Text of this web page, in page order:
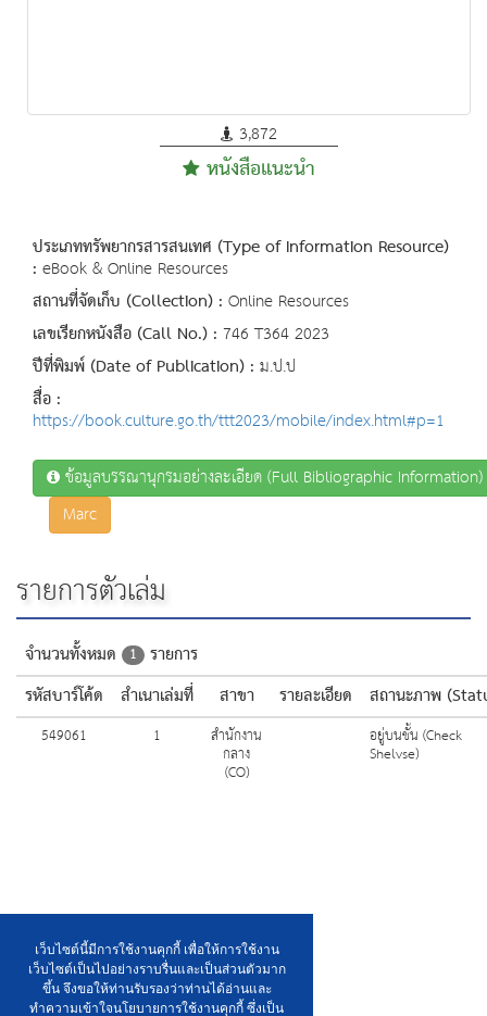
เว็บไซต์นี้มีการใช้งานคุกกี้ เพื่อให้การใช้งาน
เว็บไซต์เป็นไปอย่างราบรื่นและเป็นส่วนตัวมาก
ขึ้น จึงขอให้ท่านรับรองว่าท่านได้อ่านและ
ทำความเข้าใจนโยบายการใช้งานคุกกี้ ซึ่งเป็น
3,872
หนังสือแนะนำ
ประเภททรัพยากรสารสนเทศ (Type of Information Resource)
: eBook & Online Resources
สถานที่จัดเก็บ (Collection) : Online Resources
เลขเรียกหนังสือ (Call No.) : 746 T364 2023
ปีที่พิมพ์ (Date of Publication) : ม.ป.ป
สื่อ :
https://book.culture.go.th/ttt2023/mobile/index.html#p=1
ข้อมูลบรรณานุกรมอย่างละเอียด (Full Bibliographic Information)
Marc
รายการตัวเล่ม
จำนวนทั้งหมด 1 รายการ
รหัสบาร์โค้ด
สำเนาเล่มที่ สาขา รายละเอียด สถานะภาพ
549061 1 สำนักงาน
กลาง
(CO)
อยู่บนชั้น (Check
Shelvse)